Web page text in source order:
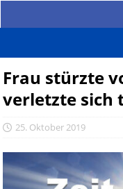
Frau stürzte
verletzte sich
25. Oktober 2019